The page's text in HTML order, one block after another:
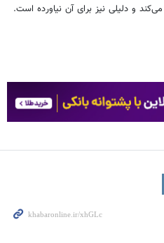
و دلیلی نیز برای آن نیاورده است.